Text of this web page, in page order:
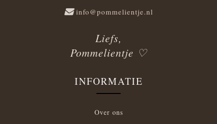
info@pommelientje.nl
Liefs,
Pommelientje ♡
INFORMATIE
Over ons